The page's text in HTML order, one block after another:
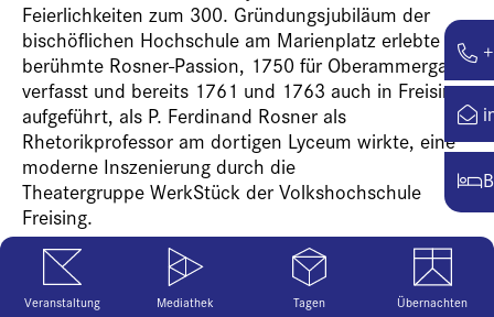
Feierlichkeiten zum 300. Gründungsjubiläum der
bischöflichen Hochschule am Marienplatz erlebte die
berühmte Rosner-Passion, 1750 für Oberammergau
verfasst und bereits 1761 und 1763 auch in Freising
aufgeführt, als P. Ferdinand Rosner als
Rhetorikprofessor am dortigen Lyceum wirkte, eine
moderne Inszenierung durch die
Theatergruppe WerkStück der Volkshochschule
Freising.
Das Stück wurde in stark gekürzter Form gezeigt. Als
Textgrundlage diente die Bearbeitung von Alois Fink
für die berühmte Probeaufführung in Oberammergau
Veranstaltung Mediathek Tagen Übernachten